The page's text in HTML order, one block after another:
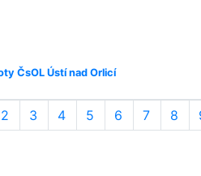
ČsOL Ústí nad Orlicí
2 3 4 5 6 7 8